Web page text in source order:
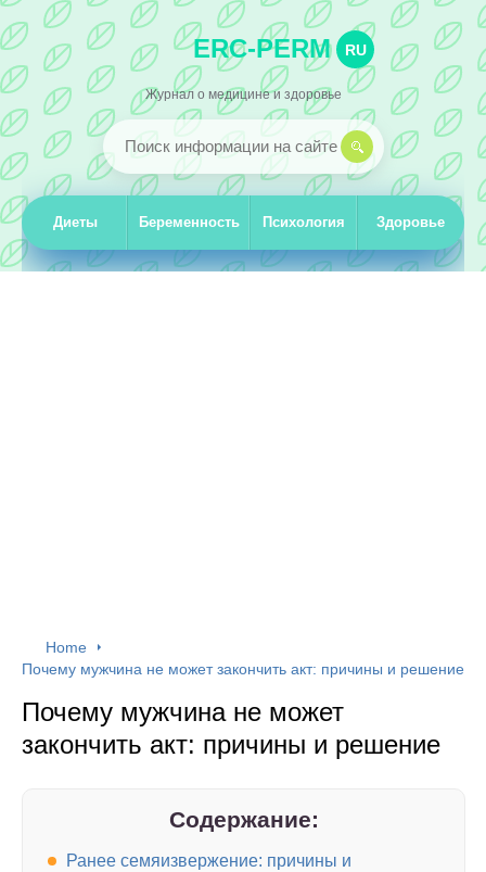
ERC-PERM RU
Журнал о медицине и здоровье
Диеты Беременность Психология Здоровье
Home
Почему мужчина не может закончить акт: причины и решение
Почему мужчина не может
закончить акт: причины и решение
Содержание:
Ранее семяизвержение: причины и